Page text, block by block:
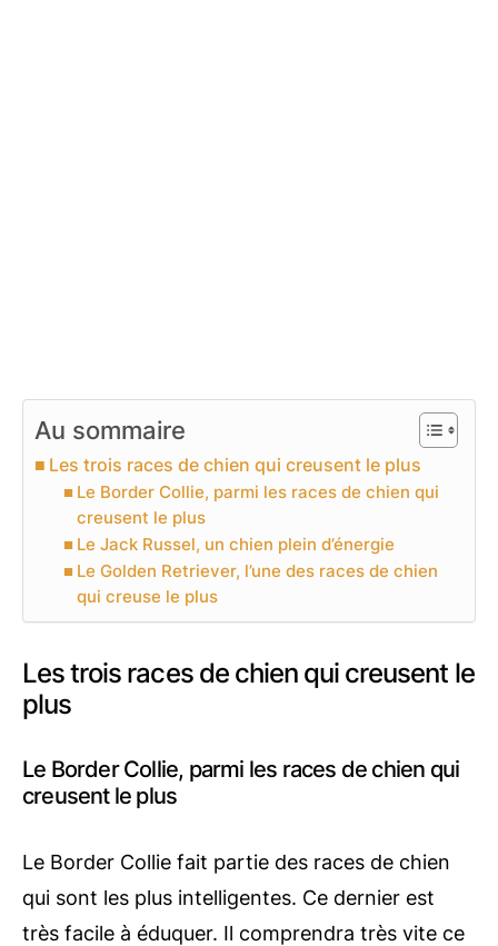
Au sommaire
Les trois races de chien qui creusent le plus
Le Border Collie, parmi les races de chien qui
creusent le plus
Le Jack Russel, un chien plein d’énergie
Le Golden Retriever, l’une des races de chien
qui creuse le plus
Les trois races de chien qui creusent le
plus
Le Border Collie, parmi les races de chien qui
creusent le plus
Le Border Collie fait partie des races de chien
qui sont les plus intelligentes. Ce dernier est
très facile à éduquer. Il comprendra très vite ce